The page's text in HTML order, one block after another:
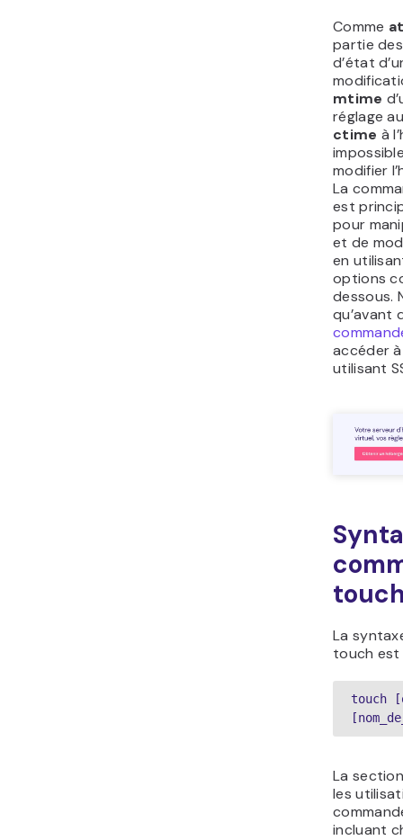
Comme
partie
d’état
mtime
réglage
ctime à
modifier
La
est
pour
et de
en
options
dessous.
qu’avant
accéder
utilisant
La
touch est
touch
La
les
incluant